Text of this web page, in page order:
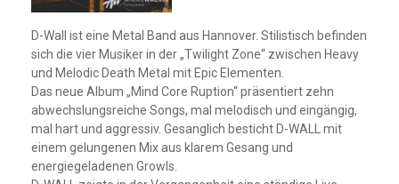
D-Wall ist eine Metal Band aus Hannover. Stilistisch befinden
sich die vier Musiker in der „Twilight Zone“ zwischen Heavy
und Melodic Death Metal mit Epic Elementen.
Das neue Album „Mind Core Ruption“ präsentiert zehn
abwechslungsreiche Songs, mal melodisch und eingängig,
mal hart und aggressiv. Gesanglich besticht D-WALL mit
einem gelungenen Mix aus klarem Gesang und
energiegeladenen Growls.